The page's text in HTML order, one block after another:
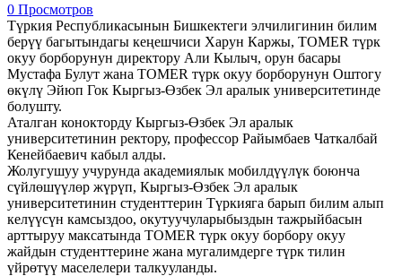
0 Просмотров
Түркия Республикасынын Бишкектеги элчилигинин билим
берүү багытындагы кеңешчиси Харун Каржы, ТОМЕR түрк
окуу борборунун директору Али Кылыч, орун басары
Мустафа Булут жана ТОМЕR түрк окуу борборунун Оштогу
өкүлү Эйюп Гок Кыргыз-Өзбек Эл аралык университетинде
болушту.
Аталган конокторду Кыргыз-Өзбек Эл аралык
университетинин ректору, профессор Райымбаев Чаткалбай
Кенейбаевич кабыл алды.
Жолугушуу учурунда академиялык мобилдүүлүк боюнча
сүйлөшүүлөр жүрүп, Кыргыз-Өзбек Эл аралык
университетинин студенттерин Түркияга барып билим алып
келүүсүн камсыздоо, окутуучуларыбыздын тажрыйбасын
арттыруу максатында ТОМЕR түрк окуу борбору окуу
жайдын студенттерине жана мугалимдерге түрк тилин
үйрөтүү маселелери талкууланды.